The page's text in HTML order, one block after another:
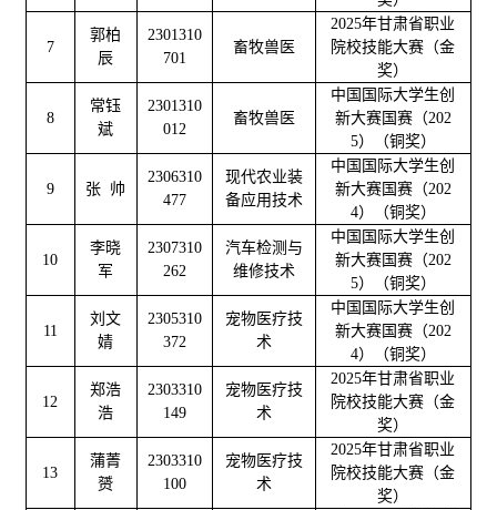
7
郭柏
辰
2301310
701
畜牧兽医
2025年甘肃省职业
院校技能大赛（金
奖）
8
常钰
斌
2301310
012
畜牧兽医
中国国际大学生创
新大赛国赛（202
5）（铜奖）
9 张 帅
2306310
477
现代农业装
备应用技术
中国国际大学生创
新大赛国赛（202
4）（铜奖）
10
李晓
军
2307310
262
汽车检测与
维修技术
中国国际大学生创
新大赛国赛（202
5）（铜奖）
11
刘文
婧
2305310
372
宠物医疗技
术
中国国际大学生创
新大赛国赛（202
4）（铜奖）
12
郑浩
浩
2303310
149
宠物医疗技
术
2025年甘肃省职业
院校技能大赛（金
奖）
13
蒲菁
赟
2303310
100
宠物医疗技
术
2025年甘肃省职业
院校技能大赛（金
奖）